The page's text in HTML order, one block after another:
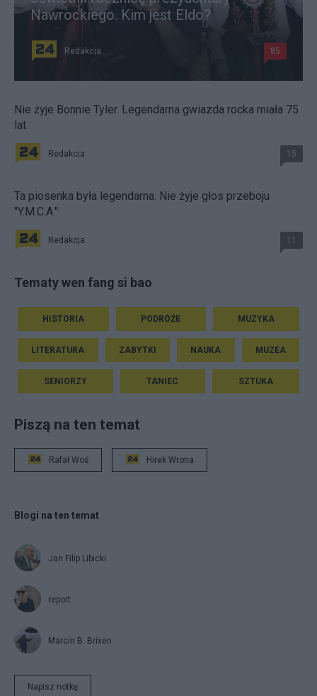
Nawrockiego. Kim jest Eldo?
Redakcja 85
Nie żyje Bonnie Tyler. Legendarna gwiazda rocka miała 75
lat
Redakcja 15
Ta piosenka była legendarna. Nie żyje głos przeboju
"Y.M.C.A."
Redakcja 11
Tematy wen fang si bao
HISTORIA PODRÓŻE MUZYKA
LITERATURA ZABYTKI NAUKA MUZEA
SENIORZY TANIEC SZTUKA
Piszą na ten temat
Rafał Woś Hirek Wrona
Blogi na ten temat
Jan Filip Libicki
report
Marcin B. Brixen
Napisz notkę